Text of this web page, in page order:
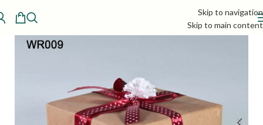
Skip to navigation
Skip to main content